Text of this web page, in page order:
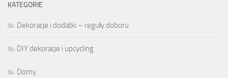
KATEGORIE
Dekoracje i dodatki – reguły doboru
DIY dekoracje i upcycling
Domy